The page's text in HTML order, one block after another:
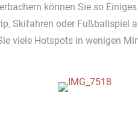
können Sie so
Skifahren oder Fußballspiel
viele Hotspots in wenigen